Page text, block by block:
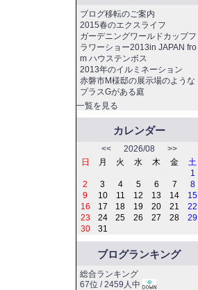
ブログ移転のご案内
2015春のエクスライフ
ガーデニングワールドカップフ
ラワーショー2013in JAPAN fro
m ハウステンボス
2013年のイルミネーション
赤磐市M様邸の展示場のような
プラスGがある庭
一覧を見る
カレンダー
<<2026/08 >>
日
月 火 水 木 金
土
1
2
3 4 5 6 7
8
9
10 11 12 13 14
15
16
17 18 19 20 21
22
23
24 25 26 27 28
29
30
31
ブログランキング
総合ランキング
67位 / 2459人中